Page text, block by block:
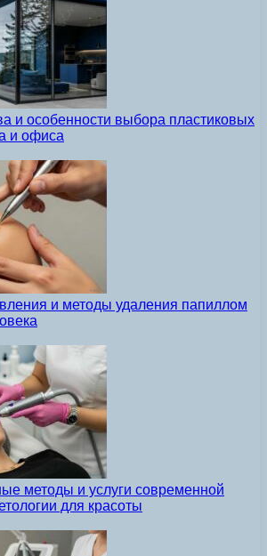
и особенности выбора пластиковых
и офиса
и методы удаления папиллом
методы и услуги современной
для красоты